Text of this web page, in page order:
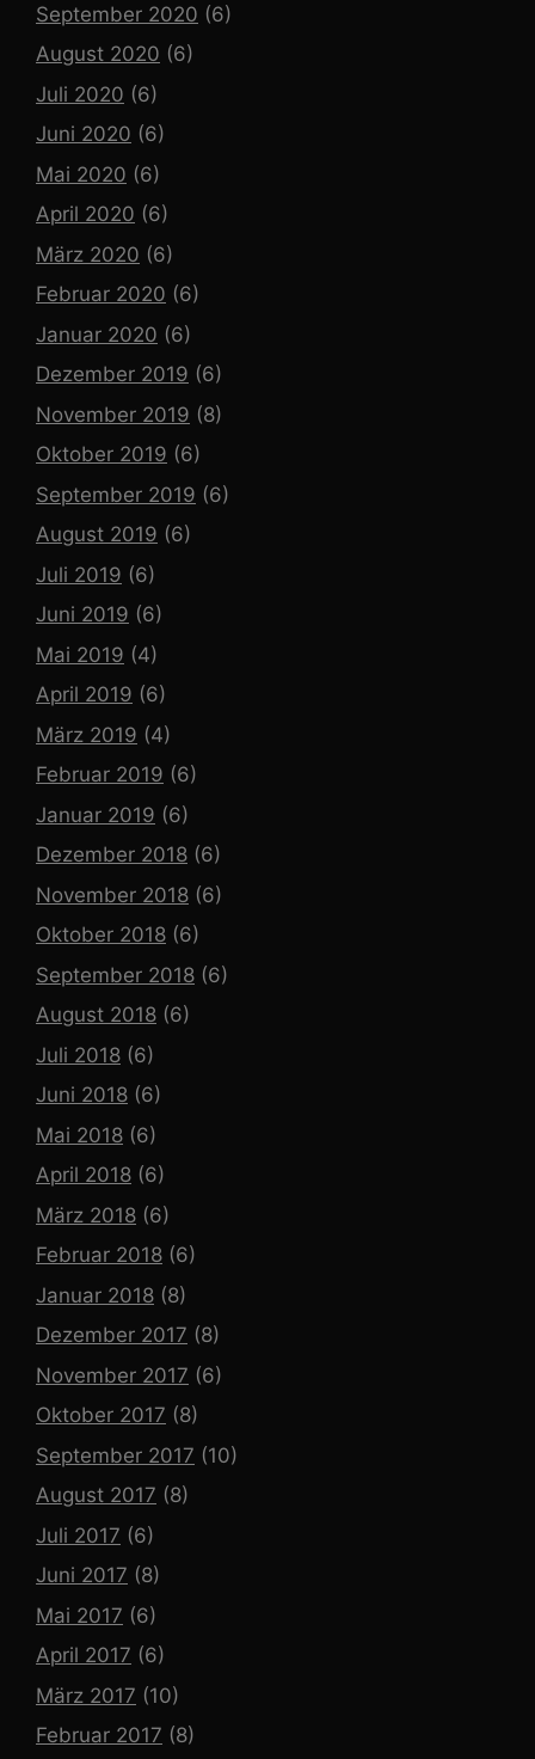
September 2020 (6)
August 2020 (6)
Juli 2020 (6)
Juni 2020 (6)
Mai 2020 (6)
April 2020 (6)
März 2020 (6)
Februar 2020 (6)
Januar 2020 (6)
Dezember 2019 (6)
November 2019 (8)
Oktober 2019 (6)
September 2019 (6)
August 2019 (6)
Juli 2019 (6)
Juni 2019 (6)
Mai 2019 (4)
April 2019 (6)
März 2019 (4)
Februar 2019 (6)
Januar 2019 (6)
Dezember 2018 (6)
November 2018 (6)
Oktober 2018 (6)
September 2018 (6)
August 2018 (6)
Juli 2018 (6)
Juni 2018 (6)
Mai 2018 (6)
April 2018 (6)
März 2018 (6)
Februar 2018 (6)
Januar 2018 (8)
Dezember 2017 (8)
November 2017 (6)
Oktober 2017 (8)
September 2017 (10)
August 2017 (8)
Juli 2017 (6)
Juni 2017 (8)
Mai 2017 (6)
April 2017 (6)
März 2017 (10)
Februar 2017 (8)